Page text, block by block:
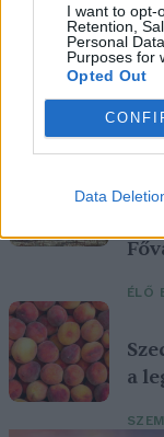
I want to opt-
Retention,
Personal
Purposes for
Opted Out
Data
pedig ma is számos
ÉLŐ
a